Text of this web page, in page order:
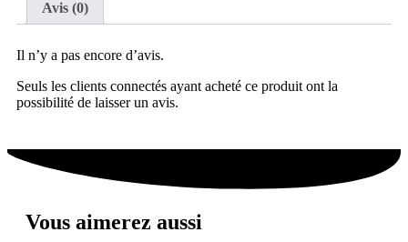
Avis (0)
Il n’y a pas encore d’avis.
Seuls les clients connectés ayant acheté ce produit ont la
possibilité de laisser un avis.
Vous aimerez aussi